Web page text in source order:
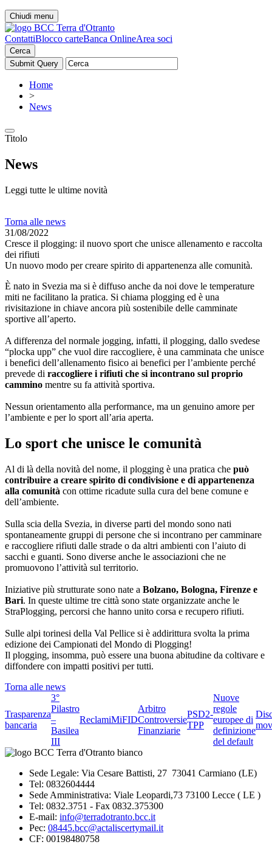
Chiudi menu
ContattiBlocco carteBanca OnlineArea soci
Cerca
Home
>
News
Titolo
News
Leggi tutte le ultime novità
Torna alle news
31/08/2022
Cresce il plogging: il nuovo sport che unisce allenamento e raccolta
dei rifiuti
Un nuovo modo per creare spirito di appartenenza alle comunità.
È nato in Svezia ma si è diffuso anche da noi dove le temperature
miti ne facilitano la pratica. Si chiama plogging ed è una
rivisitazione in chiave ancora più sostenibile delle camminate
sportive all’aperto.
A differenza del normale jogging, infatti, il plogging, dallo svedese
“plocka upp” che vuol dire raccogliere, è una camminata che unisce
i benefici dell’allenamento fisico ai benefici per l’ambiente perché
prevede di raccogliere i rifiuti che si incontrano sul proprio
cammino mentre su fa attività sportiva.
Nessun orientamento alla performance, ma un genuino amore per
l’ambiente e per lo sport all’aria aperta.
Lo sport che unisce le comunità
Al di là della novità del nome, il plogging è una pratica che può
contribuire a creare spirito di condivisione e di appartenenza
alla comunità con ottime ricadute sulla cura del bene comune e
dell’ambiente.
Sulla scia della Svezia, in diverse parti del mondo sono nati
spontaneamente gruppi di persone che si incontrano per camminare
e raccogliere rifiuti dalle strade o da altri ambienti con l’aiuto di
sacchi e guanti. Sono diverse anche le associazioni che ne
promuovono l’attività sul territorio.
Iniziative più strutturate sono nate a Bolzano, Bologna, Firenze e
Bari. In queste ultime tre città sono state organizzate anche le
StraPlogging, percorsi che hanno unito corsa e recupero rifiuti.
Sulle alpi torinesi della Val Pellice si è addirittura svolta la prima
edizione dei Campionati del Mondo di Plogging!
Il plogging, insomma, può essere una buona abitudine da coltivare e
diffondere con impatti positivi per tutti.
Torna alle news
Trasparenza
bancaria
3°
Pilastro
–
Basilea
III
ReclamiMiFID
Arbitro
Controversie
Finanziarie
PSD2-
TPP
Nuove
regole
europee di
definizione
del default
Sede Legale: Via Cesare Battisti, 27 73041 Carmiano (LE)
Tel: 0832604444
Sede Amministrativa: Viale Leopardi,73 73100 Lecce ( LE )
Tel: 0832.3751 - Fax 0832.375300
E-mail: info@terradotranto.bcc.it
Pec: 08445.bcc@actaliscertymail.it
CF: 00198480758